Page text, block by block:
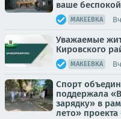
ваше
МАКЕЕВКА
Уважаемые
Кировского
МАКЕЕВКА
Спорт
поддержала
зарядку» в
лето»